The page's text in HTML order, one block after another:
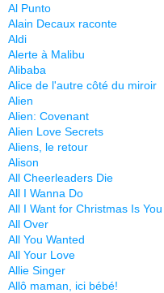
Al Punto
Alain Decaux raconte
Aldi
Alerte à Malibu
Alibaba
Alice de l'autre côté du miroir
Alien
Alien: Covenant
Alien Love Secrets
Aliens, le retour
Alison
All Cheerleaders Die
All I Wanna Do
All I Want for Christmas Is You
All Over
All You Wanted
All Your Love
Allie Singer
Allô maman, ici bébé!